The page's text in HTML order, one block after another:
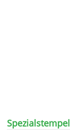
Spezialstempel